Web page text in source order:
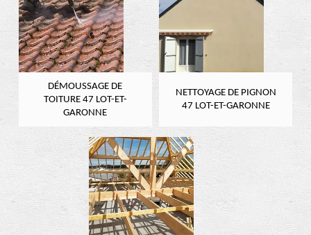
DÉMOUSSAGE DE
TOITURE 47 LOT-ET-
GARONNE
NETTOYAGE DE PIGNON
47 LOT-ET-GARONNE